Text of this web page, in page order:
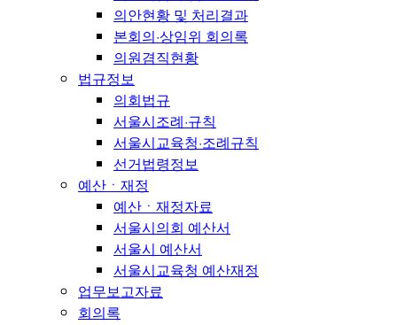
의안현황 및 처리결과
본회의·상임위 회의록
의원겸직현황
법규정보
의회법규
서울시조례·규칙
서울시교육청·조례규칙
선거법령정보
예산ㆍ재정
예산ㆍ재정자료
서울시의회 예산서
서울시 예산서
서울시교육청 예산재정
업무보고자료
회의록